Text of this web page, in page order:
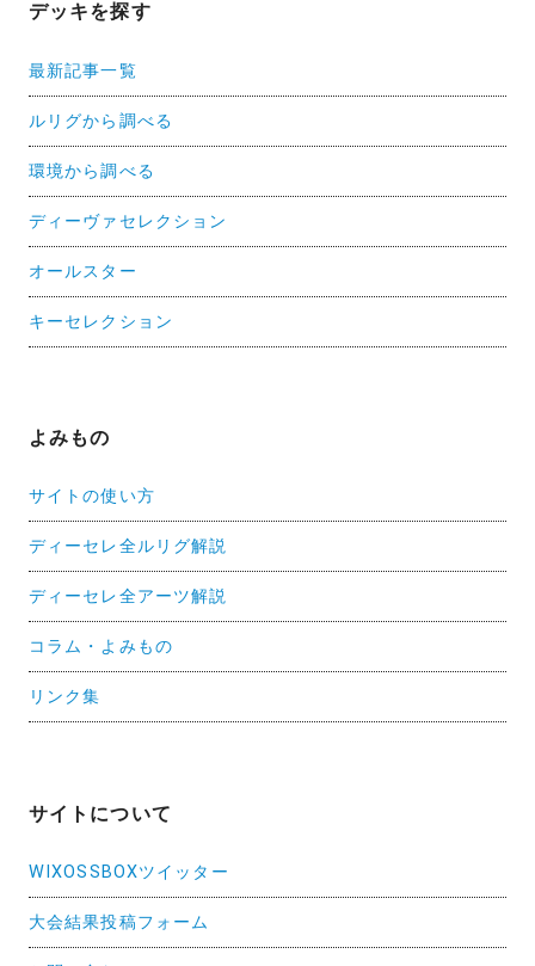
デッキを探す
最新記事一覧
ルリグから調べる
環境から調べる
ディーヴァセレクション
オールスター
キーセレクション
よみもの
サイトの使い方
ディーセレ全ルリグ解説
ディーセレ全アーツ解説
コラム・よみもの
リンク集
サイトについて
WIXOSSBOXツイッター
大会結果投稿フォーム